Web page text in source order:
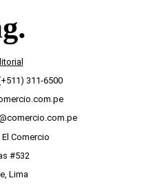
311-6500
Comercio
#532
Lima